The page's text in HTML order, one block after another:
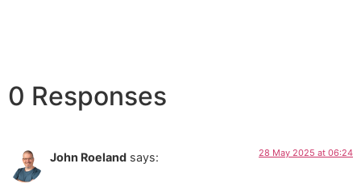
0 Responses
John Roeland says: 28 May 2025 at 06:24